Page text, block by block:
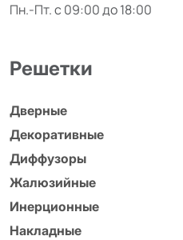
Пн.-Пт. с 09:00 до 18:00
Решетки
Дверные
Декоративные
Диффузоры
Жалюзийные
Инерционные
Накладные